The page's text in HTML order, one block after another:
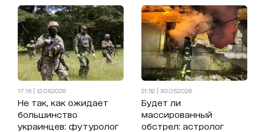
17:16 | 12.06.2026
Не так, как ожидает
большинство
украинцев: футуролог
21:52 | 30.05.2026
Будет ли
массированный
обстрел: астролог